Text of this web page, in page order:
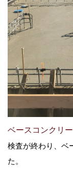
ベースコンクリ
検査が終わり、ベ
た。